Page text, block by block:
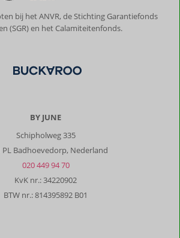
bij het ANVR, de Stichting Garantiefonds
(SGR) en het Calamiteitenfonds.
BY JUNE
Schipholweg 335
PL Badhoevedorp, Nederland
020 449 94 70
KvK nr.: 34220902
BTW nr.: 814395892 B01